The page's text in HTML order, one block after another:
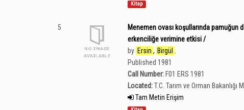
Kitap
5
Menemen ovası koşullarında pamuğun
erkenciliğe verimine etkisi /
by Ersin , Birgül
Published 1981
Call Number: F01 ERS 1981
Located:T.C. Tarım ve Orman Bakanlığı
Tam Metin Erişim